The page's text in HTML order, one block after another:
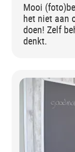
Mooi
het niet aan
doen! Zelf
denkt.